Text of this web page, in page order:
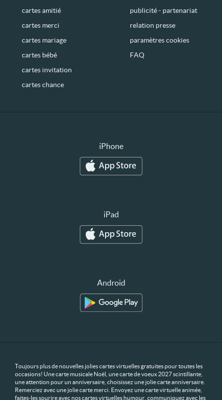
cartes amitié
cartes merci
cartes mariage
cartes bébé
cartes invitation
cartes chance
publicité - partenariat
relation presse
paramètres cookies
FAQ
iPhone
iPad
Android
Toujours plus de nouvelles jolies cartes virtuelles gratuites pour toutes les
occasions! Une carte musicale Noël, une carte de voeux 2027 scintillante,
une attention pour un anniversaire, choisissez une jolie carte anniversaire.
Remerciez avec une jolie carte merci. Envoyez une carte virtuelle animée,
faites-les sourire avec nos cartes virtuelles humour, communiquez avec les